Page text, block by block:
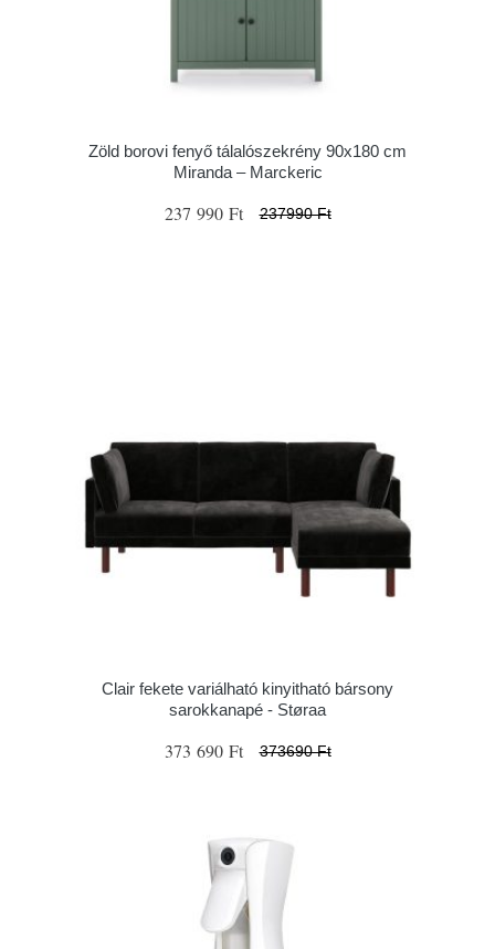
Zöld borovi fenyő tálalószekrény 90x180 cm
Miranda – Marckeric
237 990 Ft 237990 Ft
Clair fekete variálható kinyitható bársony
sarokkanapé - Støraa
373 690 Ft 373690 Ft